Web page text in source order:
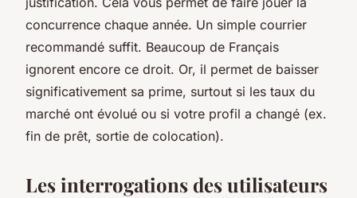
concurrence chaque année. Un simple courrier
recommandé suffit. Beaucoup de Français
ignorent encore ce droit. Or, il permet de baisser
significativement sa prime, surtout si les taux du
marché ont évolué ou si votre profil a changé (ex.
fin de prêt, sortie de colocation).
Les interrogations des utilisateurs